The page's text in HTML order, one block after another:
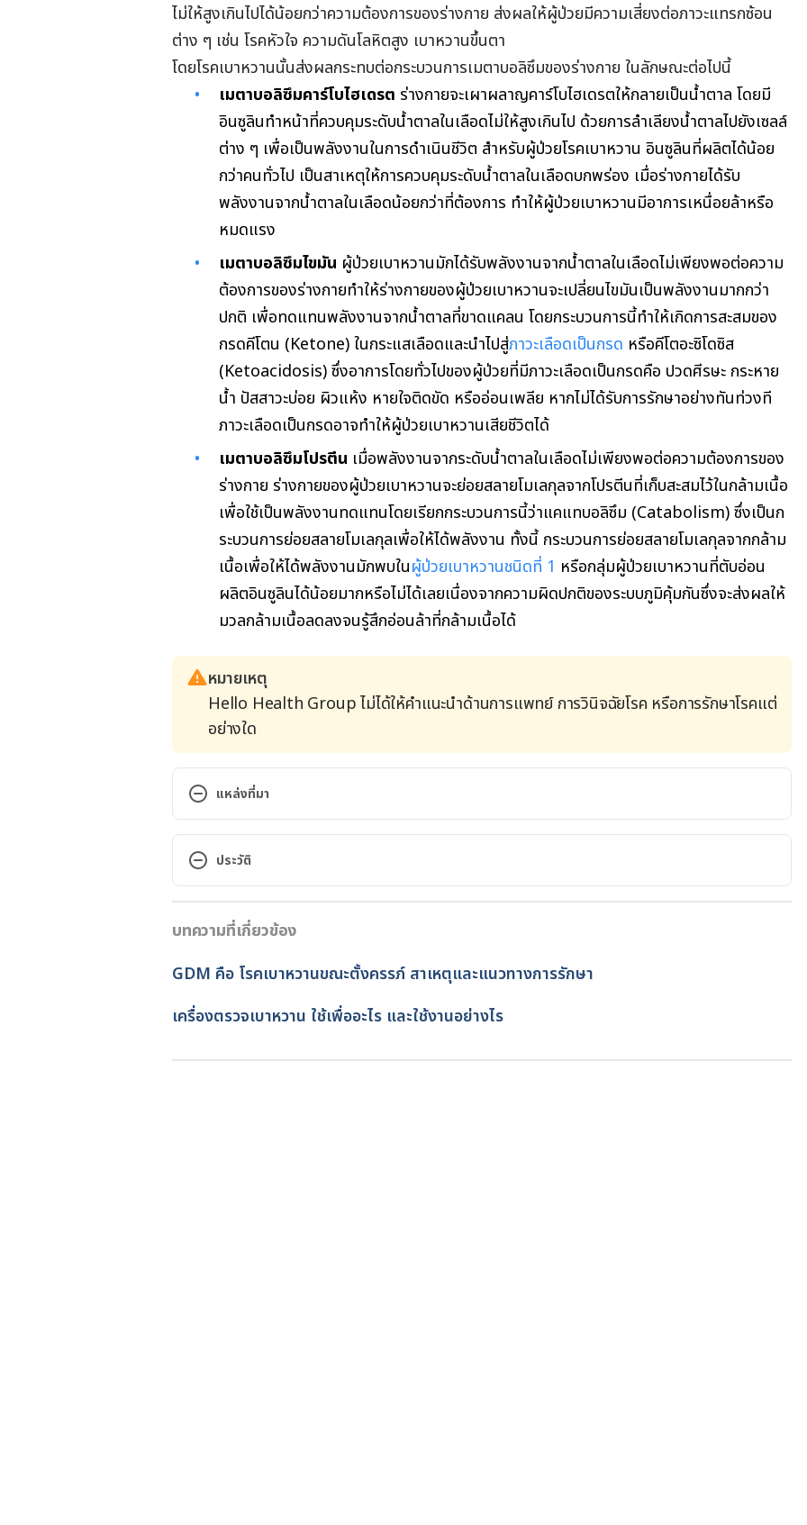
ไม่ให้สูงเกินไปได้น้อยกว่าความต้องการของร่างกาย ส่งผลให้ผู้ป่วยมีความเสี่ยงต่อภาวะแทรกซ้อน
ต่าง ๆ เช่น โรคหัวใจ ความดันโลหิตสูง เบาหวานขึ้นตา
โดยโรคเบาหวานนั้นส่งผลกระทบต่อกระบวนการเมตาบอลิซึมของร่างกาย ในลักษณะต่อไปนี้
เมตาบอลิซึมคาร์โบไฮเดรต ร่างกายจะเผาผลาญคาร์โบไฮเดรตให้กลายเป็นน้ำตาล โดยมี
อินซูลินทำหน้าที่ควบคุมระดับน้ำตาลในเลือดไม่ให้สูงเกินไป ด้วยการลำเลียงน้ำตาลไปยังเซลล์
ต่าง ๆ เพื่อเป็นพลังงานในการดำเนินชีวิต สำหรับผู้ป่วยโรคเบาหวาน อินซูลินที่ผลิตได้น้อย
กว่าคนทั่วไป เป็นสาเหตุให้การควบคุมระดับน้ำตาลในเลือดบกพร่อง เมื่อร่างกายได้รับ
พลังงานจากน้ำตาลในเลือดน้อยกว่าที่ต้องการ ทำให้ผู้ป่วยเบาหวานมีอาการเหนื่อยล้าหรือ
หมดแรง
เมตาบอลิซึมไขมัน ผู้ป่วยเบาหวานมักได้รับพลังงานจากน้ำตาลในเลือดไม่เพียงพอต่อความ
ต้องการของร่างกายทำให้ร่างกายของผู้ป่วยเบาหวานจะเปลี่ยนไขมันเป็นพลังงานมากกว่า
ปกติ เพื่อทดแทนพลังงานจากน้ำตาลที่ขาดแคลน โดยกระบวนการนี้ทำให้เกิดการสะสมของ
กรดคีโตน (Ketone) ในกระแสเลือดและนำไปสู่ภาวะเลือดเป็นกรด หรือคีโตอะซิโดซิส
(Ketoacidosis) ซึ่งอาการโดยทั่วไปของผู้ป่วยที่มีภาวะเลือดเป็นกรดคือ ปวดศีรษะ กระหาย
น้ำ ปัสสาวะบ่อย ผิวแห้ง หายใจติดขัด หรืออ่อนเพลีย หากไม่ได้รับการรักษาอย่างทันท่วงที
ภาวะเลือดเป็นกรดอาจทำให้ผู้ป่วยเบาหวานเสียชีวิตได้
เมตาบอลิซึมโปรตีน เมื่อพลังงานจากระดับน้ำตาลในเลือดไม่เพียงพอต่อความต้องการของ
ร่างกาย ร่างกายของผู้ป่วยเบาหวานจะย่อยสลายโมเลกุลจากโปรตีนที่เก็บสะสมไว้ในกล้ามเนื้อ
เพื่อใช้เป็นพลังงานทดแทนโดยเรียกกระบวนการนี้ว่าแคแทบอลิซึม (Catabolism) ซึ่งเป็นก
ระบวนการย่อยสลายโมเลกุลเพื่อให้ได้พลังงาน ทั้งนี้ กระบวนการย่อยสลายโมเลกุลจากกล้าม
เนื้อเพื่อให้ได้พลังงานมักพบในผู้ป่วยเบาหวานชนิดที่ 1 หรือกลุ่มผู้ป่วยเบาหวานที่ตับอ่อน
ผลิตอินซูลินได้น้อยมากหรือไม่ได้เลยเนื่องจากความผิดปกติของระบบภูมิคุ้มกันซึ่งจะส่งผลให้
มวลกล้ามเนื้อลดลงจนรู้สึกอ่อนล้าที่กล้ามเนื้อได้
หมายเหตุ
Hello Health Group ไม่ได้ให้คำแนะนำด้านการแพทย์ การวินิจฉัยโรค หรือการรักษาโรคแต่
อย่างใด
แหล่งที่มา
Diabetes and Protein Metabolism.
https://diabetesjournals.org/diabetes/article/57/1/3/40573/Diabetes-and-Protein-
Metabolism. Accessed June 22, 2022
Weight loss. https://www.mayoclinic.org/healthy-lifestyle/weight-loss/in-
depth/metabolism/art-
20046508#:~:text=Metabolism%20is%20the%20process%20by,your%20body%20needs
%20to%20function. Accessed June 22, 2022
Diabetic ketoacidosis. https://www.nhs.uk/conditions/diabetic-
nd%20treated%20quickly. Accessed June 22, 2022
ประวัติ
04/07/2022
เขียนโดย
ธนชาติ จึงแย้มปิ่น
ตรวจสอบความถูกต้องของข้อมูลโดย Duangkamon Junnet
Duangkamon Junnet
บทความที่เกี่ยวข้อง
GDM คือ โรคเบาหวานขณะตั้งครรภ์ สาเหตุและแนวทางการรักษา
เครื่องตรวจเบาหวาน ใช้เพื่ออะไร และใช้งานอย่างไร